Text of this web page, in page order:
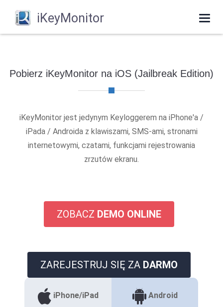
iKeyMonitor
Pobierz iKeyMonitor na iOS (Jailbreak Edition)
iKeyMonitor jest jedynym Keyloggerem na iPhone'a /
iPada / Androida z klawiszami, SMS-ami, stronami
internetowymi, czatami, funkcjami rejestrowania
zrzutów ekranu.
ZOBACZ DEMO ONLINE
ZAREJESTRUJ SIĘ ZA DARMO
iPhone/iPad Android